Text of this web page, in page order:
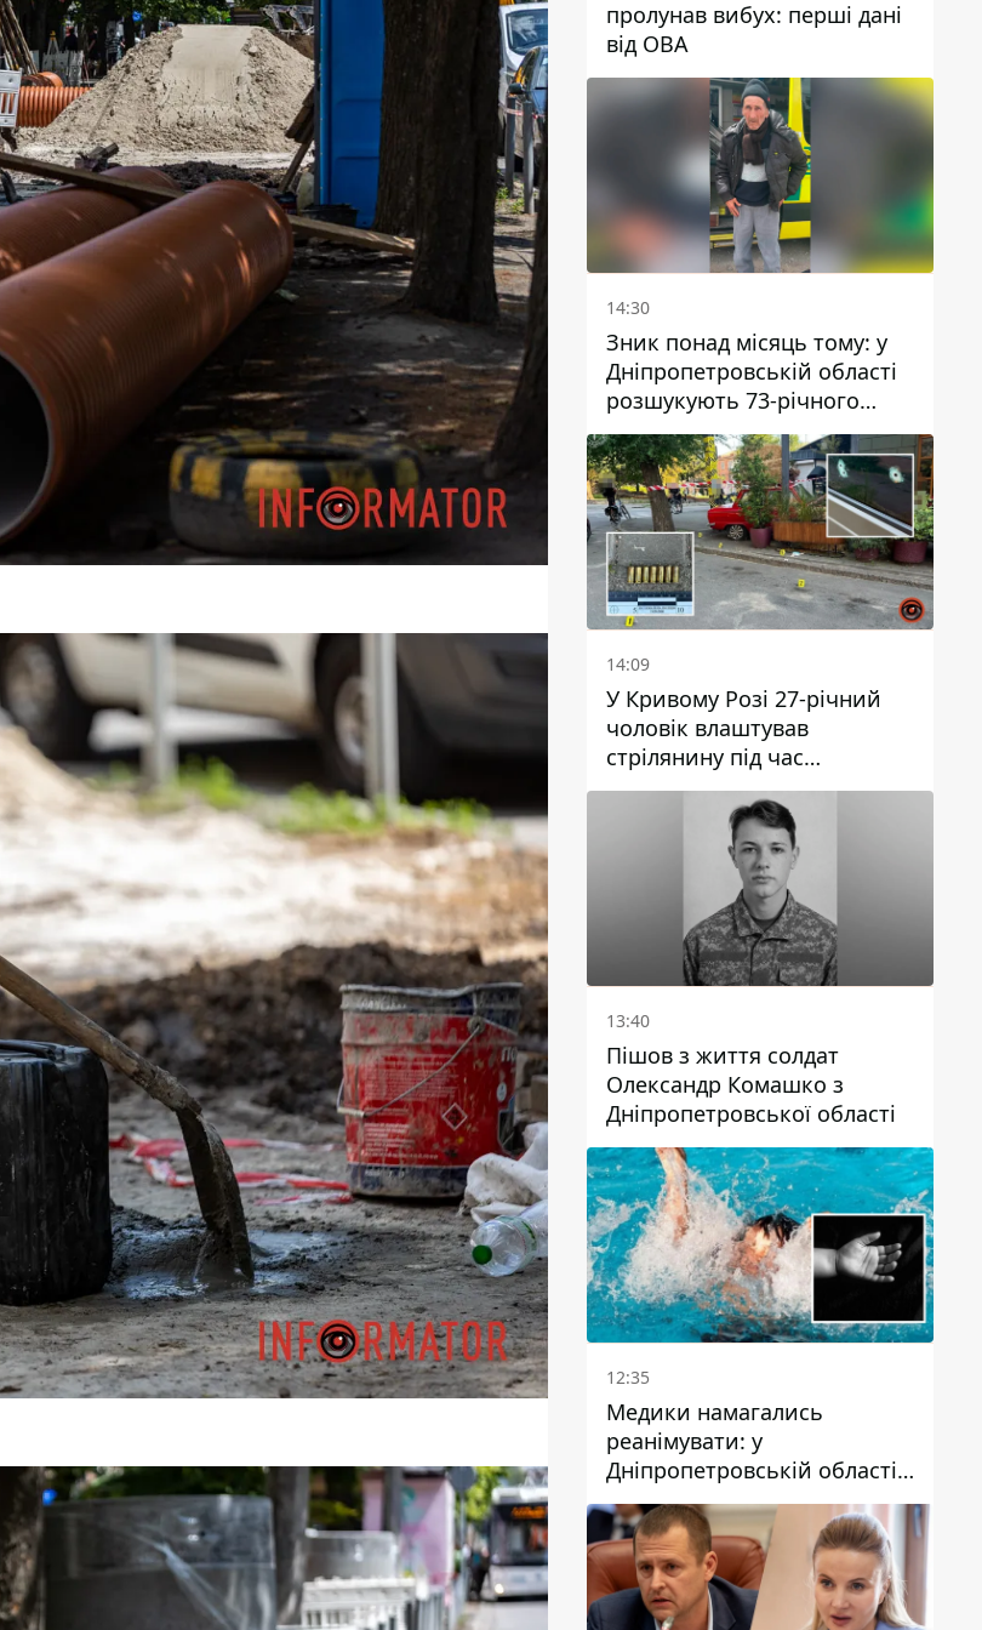
пролунав вибух: перші дані
від ОВА
14:30
Зник понад місяць тому: у
Дніпропетровській області
розшукують 73-річного
чоловіка
14:09
У Кривому Розі 27-річний
чоловік влаштував
стрілянину під час
конфлікту: є поранений
13:40
Пішов з життя солдат
Олександр Комашко з
Дніпропетровської області
12:35
Медики намагались
реанімувати: у
Дніпропетровській області
дворічний хлопчик потонув
у басейні